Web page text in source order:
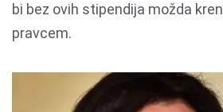
bi bez ovih stipendija možda
pravcem.